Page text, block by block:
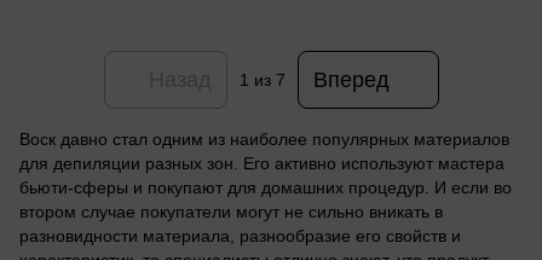
1 из 7 Вперед
Воск давно стал одним из наиболее популярных материалов
для депиляции разных зон. Его активно используют мастера
бьюти-сферы и покупают для домашних процедур. И если во
втором случае покупатели могут не сильно вникать в
разновидности материала, разнообразие его свойств и